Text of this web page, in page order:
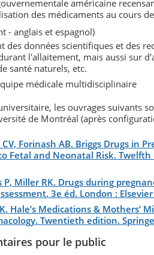
américaine
des médicaments au cours
- anglais et espagnol)
des données scientifiques et des
l'allaitement, mais aussi sur
santé naturels, etc.
médicale multidisciplinaire
les ouvrages suivants
de Montréal (après
CV, Forinash AB. Briggs Drugs in
Fetal and Neonatal Risk.
P, Miller RK. Drugs during
3e éd. London : Elsevier
Hale’s Medications & Mothers’
Twentieth edition.
pour le public